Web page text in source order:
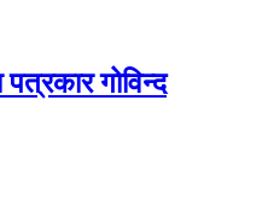
गोविन्द